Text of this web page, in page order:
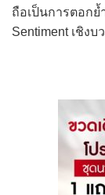
ถือเป็นการตอกย้
Sentiment เชิง